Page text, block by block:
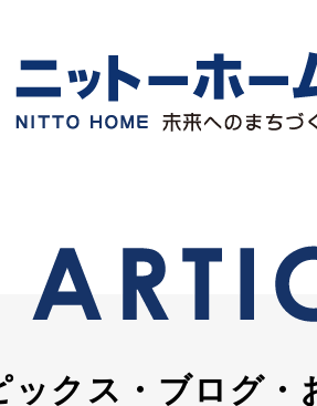
ックス・ブログ・